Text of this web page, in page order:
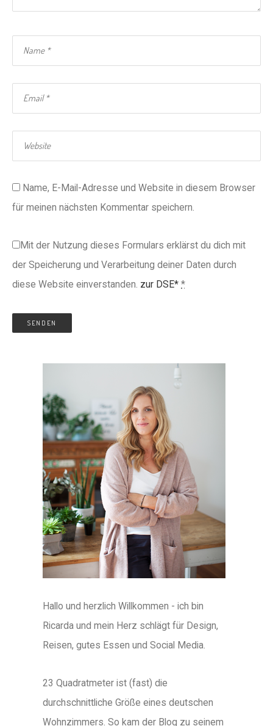
Name, E-Mail-Adresse und Website in diesem Browser
für meinen nächsten Kommentar speichern.
Mit der Nutzung dieses Formulars erklärst du dich mit
der Speicherung und Verarbeitung deiner Daten durch
diese Website einverstanden. zur DSE* *
Hallo und herzlich Willkommen - ich bin
Ricarda und mein Herz schlägt für Design,
Reisen, gutes Essen und Social Media.
23 Quadratmeter ist (fast) die
durchschnittliche Größe eines deutschen
Wohnzimmers. So kam der Blog zu seinem